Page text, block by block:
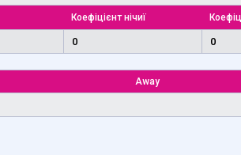
Коефіцієнт нічиї
0 0
Away